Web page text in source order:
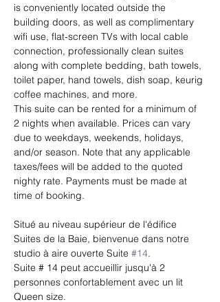
is conveniently located outside the
building doors, as well as complimentary
wifi use, flat-screen TVs with local cable
connection, professionally clean suites
along with complete bedding, bath towels,
toilet paper, hand towels, dish soap, keurig
coffee machines, and more.
This suite can be rented for a minimum of
2 nights when available. Prices can vary
due to weekdays, weekends, holidays,
and/or season. Note that any applicable
taxes/fees will be added to the quoted
nighty rate. Payments must be made at
time of booking.
Situé au niveau supérieur de l'édifice
Suites de la Baie, bienvenue dans notre
studio à aire ouverte Suite #14.
Suite # 14 peut accueillir jusqu'à 2
personnes confortablement avec un lit
Queen size.